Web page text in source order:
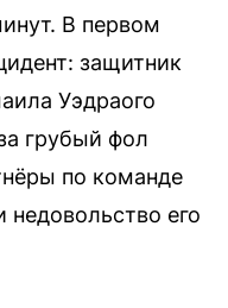
В первом
защитник
Уэдраого
грубый фол
по команде
его